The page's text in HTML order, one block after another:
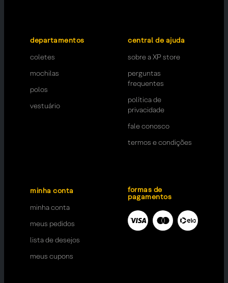
departamentos
coletes
mochilas
polos
vestuário
central de ajuda
sobre a XP store
perguntas
frequentes
política de
privacidade
fale conosco
termos e condições
minha conta
minha conta
meus pedidos
lista de desejos
meus cupons
formas de
pagamentos